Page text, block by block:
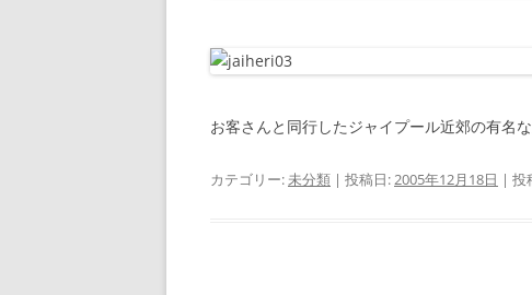
お客さんと同行したジャイプール近郊の有名
カテゴリー:未分類 | 投稿日:2005年12月18日 | 投